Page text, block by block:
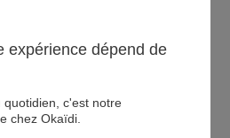
expérience dépend de
c'est notre
chez Okaïdi.